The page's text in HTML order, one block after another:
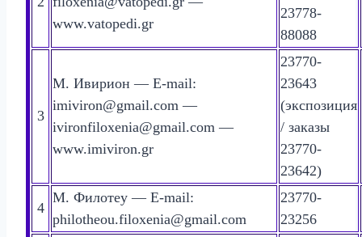
www.vatopedi.gr
23778-
88088
3
М. Ивирион — E-mail:
imiviron@gmail.com —
ivironfiloxenia@gmail.com —
www.imiviron.gr
23770-
23643
(экспозиция
/ заказы
23770-
23642)
4
М. Филотеу — E-mail:
philotheou.filoxenia@gmail.com
23770-
23256